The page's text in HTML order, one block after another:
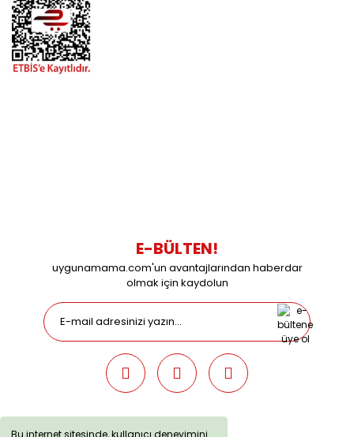
E-BÜLTEN!
uygunamama.com'un avantajlarından haberdar
olmak için kaydolun